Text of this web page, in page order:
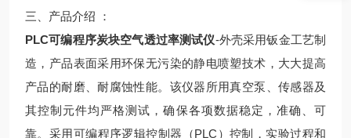
三、产品介绍 ：
PLC可编程序炭块空气透过率测试仪-外壳采用钣金工艺制
造，产品表面采用环保无污染的静电喷塑技术，大大提高
产品的耐磨、耐腐蚀性能。该仪器所用真空泵、传感器及
其控制元件均严格测试，确保各项数据稳定，准确、可
靠。采用可编程序逻辑控制器（PLC）控制，实验过程和